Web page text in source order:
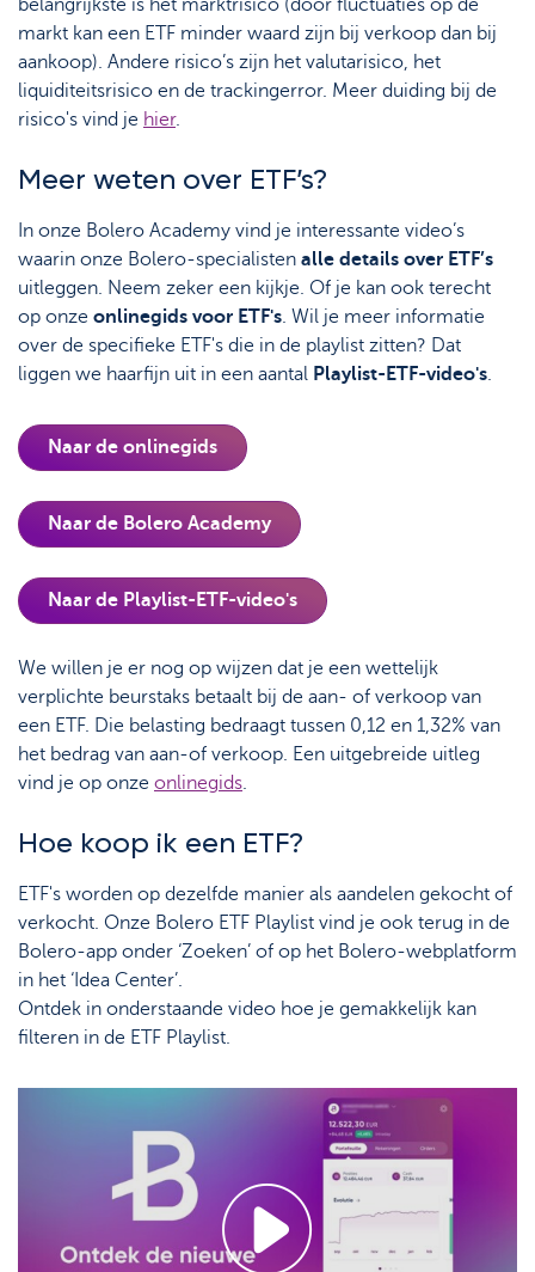
belangrijkste is het marktrisico (door fluctuaties op de
markt kan een ETF minder waard zijn bij verkoop dan bij
aankoop). Andere risico’s zijn het valutarisico, het
liquiditeitsrisico en de trackingerror. Meer duiding bij de
risico's vind je hier.
Meer weten over ETF’s?
In onze Bolero Academy vind je interessante video’s
waarin onze Bolero-specialisten alle details over ETF’s
uitleggen. Neem zeker een kijkje. Of je kan ook terecht
op onze onlinegids voor ETF's. Wil je meer informatie
over de specifieke ETF's die in de playlist zitten? Dat
liggen we haarfijn uit in een aantal Playlist-ETF-video's.
Naar de onlinegids
Naar de Bolero Academy
Naar de Playlist-ETF-video's
We willen je er nog op wijzen dat je een wettelijk
verplichte beurstaks betaalt bij de aan- of verkoop van
een ETF. Die belasting bedraagt tussen 0,12 en 1,32% van
het bedrag van aan-of verkoop. Een uitgebreide uitleg
vind je op onze onlinegids.
Hoe koop ik een ETF?
ETF's worden op dezelfde manier als aandelen gekocht of
verkocht. Onze Bolero ETF Playlist vind je ook terug in de
Bolero-app onder ‘Zoeken’ of op het Bolero-webplatform
in het ‘Idea Center’.
Ontdek in onderstaande video hoe je gemakkelijk kan
filteren in de ETF Playlist.